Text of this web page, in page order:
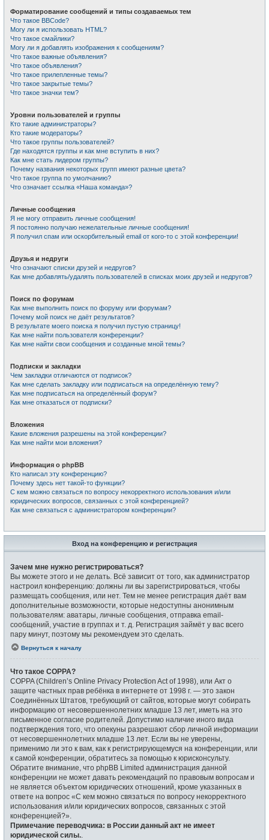
Форматирование сообщений и типы создаваемых тем
Что такое BBCode?
Могу ли я использовать HTML?
Что такое смайлики?
Могу ли я добавлять изображения к сообщениям?
Что такое важные объявления?
Что такое объявления?
Что такое прилепленные темы?
Что такое закрытые темы?
Что такое значки тем?
Уровни пользователей и группы
Кто такие администраторы?
Кто такие модераторы?
Что такое группы пользователей?
Где находятся группы и как мне вступить в них?
Как мне стать лидером группы?
Почему названия некоторых групп имеют разные цвета?
Что такое группа по умолчанию?
Что означает ссылка «Наша команда»?
Личные сообщения
Я не могу отправить личные сообщения!
Я постоянно получаю нежелательные личные сообщения!
Я получил спам или оскорбительный email от кого-то с этой конференции!
Друзья и недруги
Что означают списки друзей и недругов?
Как мне добавлять/удалять пользователей в списках моих друзей и недругов?
Поиск по форумам
Как мне выполнить поиск по форуму или форумам?
Почему мой поиск не даёт результатов?
В результате моего поиска я получил пустую страницу!
Как мне найти пользователя конференции?
Как мне найти свои сообщения и созданные мной темы?
Подписки и закладки
Чем закладки отличаются от подписок?
Как мне сделать закладку или подписаться на определённую тему?
Как мне подписаться на определённый форум?
Как мне отказаться от подписки?
Вложения
Какие вложения разрешены на этой конференции?
Как мне найти мои вложения?
Информация о phpBB
Кто написал эту конференцию?
Почему здесь нет такой-то функции?
С кем можно связаться по вопросу некорректного использования и/или
юридических вопросов, связанных с этой конференцией?
Как мне связаться с администратором конференции?
Вход на конференцию и регистрация
Зачем мне нужно регистрироваться?
Вы можете этого и не делать. Всё зависит от того, как администратор
настроил конференцию: должны ли вы зарегистрироваться, чтобы
размещать сообщения, или нет. Тем не менее регистрация даёт вам
дополнительные возможности, которые недоступны анонимным
пользователям: аватары, личные сообщения, отправка email-
сообщений, участие в группах и т. д. Регистрация займёт у вас всего
пару минут, поэтому мы рекомендуем это сделать.
Вернуться к началу
Что такое COPPA?
COPPA (Children’s Online Privacy Protection Act of 1998), или Акт о
защите частных прав ребёнка в интернете от 1998 г. — это закон
Соединённых Штатов, требующий от сайтов, которые могут собирать
информацию от несовершеннолетних младше 13 лет, иметь на это
письменное согласие родителей. Допустимо наличие иного вида
подтверждения того, что опекуны разрешают сбор личной информации
от несовершеннолетних младше 13 лет. Если вы не уверены,
применимо ли это к вам, как к регистрирующемуся на конференции, или
к самой конференции, обратитесь за помощью к юрисконсульту.
Обратите внимание, что phpBB Limited администрация данной
конференции не может давать рекомендаций по правовым вопросам и
не является объектом юридических отношений, кроме указанных в
ответе на вопрос «С кем можно связаться по вопросу некорректного
использования и/или юридических вопросов, связанных с этой
конференцией?».
Примечание переводчика: в России данный акт не имеет
юридической силы.